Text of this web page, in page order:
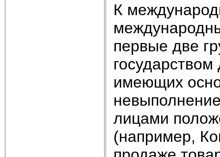
К
первые две
имеющих
лицами
(например,